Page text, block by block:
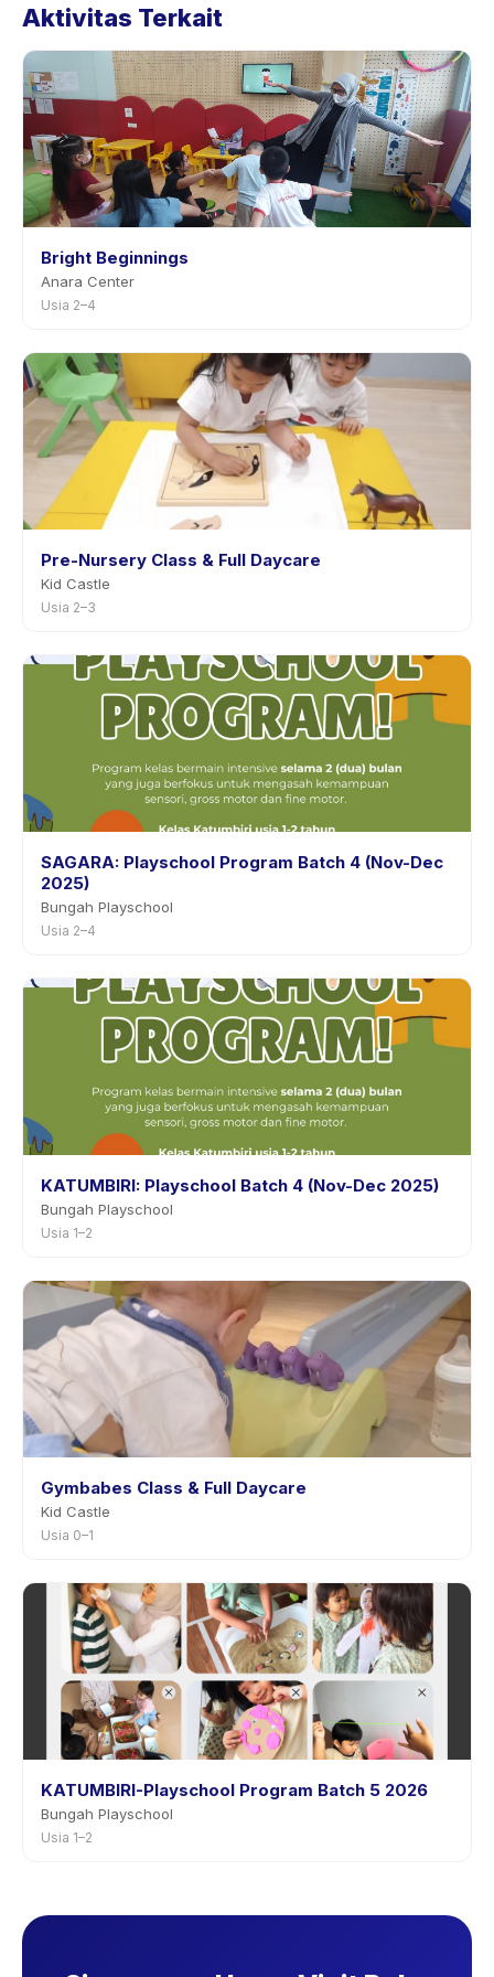
halaman aktivitas di aplikasi. Kebanyakan penyedia
pemberitahuan sebelumnya.
Aktivitas Terkait
Bright Beginnings
Anara Center
Usia 2–4
Pre-Nursery Class & Full Daycare
Kid Castle
Usia 2–3
SAGARA: Playschool Program Batch 4 (Nov-Dec
2025)
Bungah Playschool
Usia 2–4
KATUMBIRI: Playschool Batch 4 (Nov-Dec 2025)
Bungah Playschool
Usia 1–2
Gymbabes Class & Full Daycare
Kid Castle
Usia 0–1
KATUMBIRI-Playschool Program Batch 5 2026
Bungah Playschool
Usia 1–2